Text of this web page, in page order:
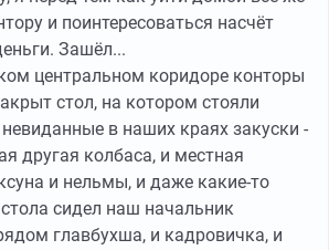
и поинтересоваться насчёт
Зашёл...
центральном коридоре конторы
стол, на котором стояли
в наших краях закуски -
другая колбаса, и местная
и нельмы, и даже какие-то
сидел наш начальник
главбухша, и кадровичка, и